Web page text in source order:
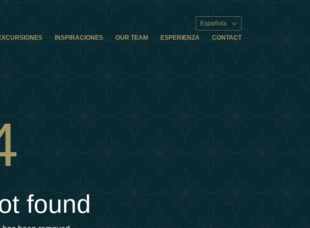
Española
INSPIRACIONES OUR TEAM ESPERIENZA CONTACT
found